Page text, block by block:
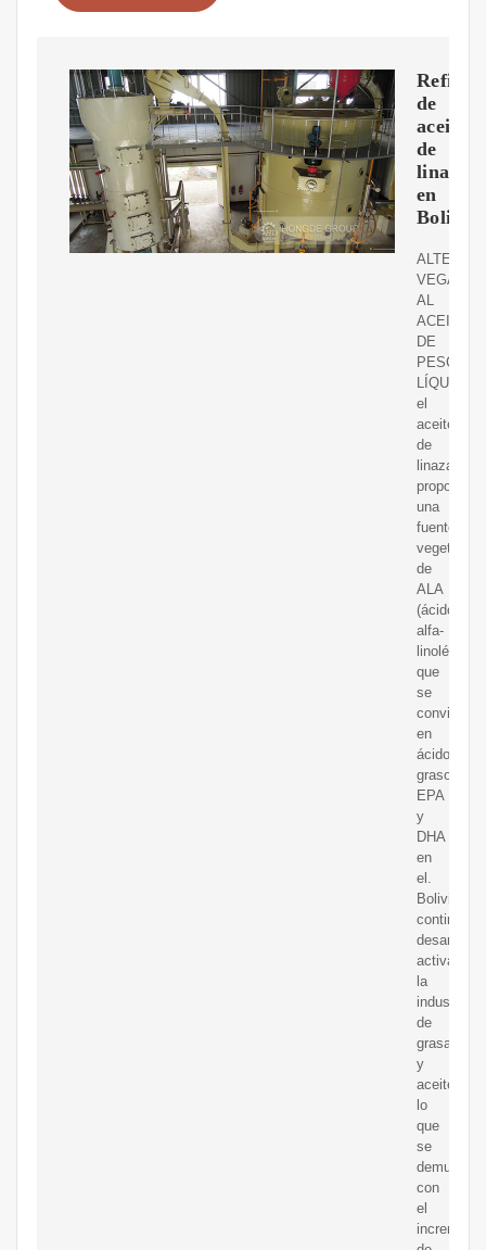
de
aceite
de
linaza
en
Bolivia
VEGANA
AL
ACEITE
DE
PESCADO
LÍQUIDO:
el
aceite
de
linaza
una
fuente
vegetal
de
ALA
(ácido
alfa-
linolénico)
que
se
convierte
en
ácidos
grasos
EPA
y
DHA
en
el.
Bolivia
continúa
la
industria
de
grasas
y
aceites,
lo
que
se
demuestra
con
el
incremento